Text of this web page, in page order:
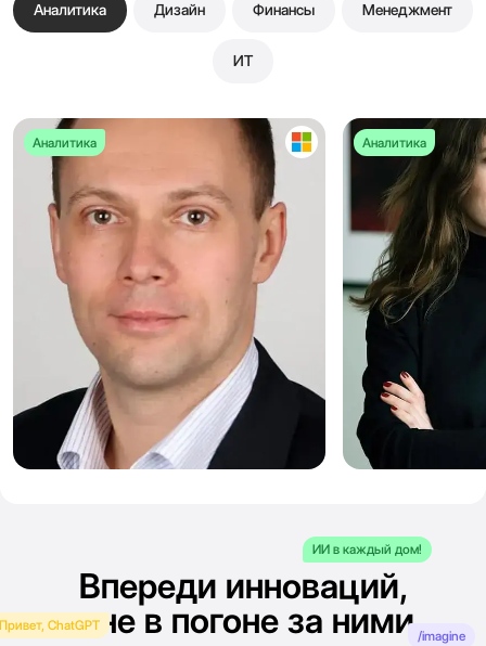
Аналитика Дизайн Финансы Менеджмент
ИТ
Аналитика Аналитика
Впереди инноваций,
а не в погоне за ними
ИИ в каждый дом!
Привет, ChatGPT
/imagine